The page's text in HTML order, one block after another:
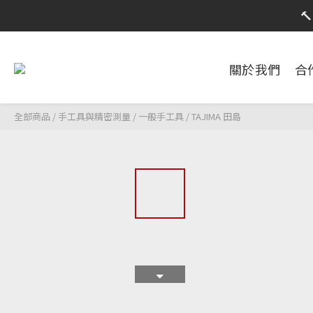
限時活
關於我們 合
全部商品 /手工具與精密測量 / 一般手工具 /TAJIMA 田島